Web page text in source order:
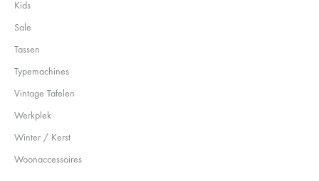
Kids
Sale
Tassen
Typemachines
Vintage Tafelen
Werkplek
Winter / Kerst
Woonaccessoires